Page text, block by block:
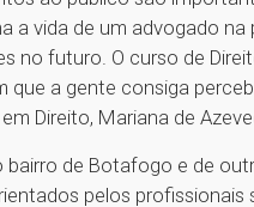
a vida de um advogado
no futuro. O curso de
que a gente consiga
Direito, Mariana de
bairro de Botafogo e de
pelos